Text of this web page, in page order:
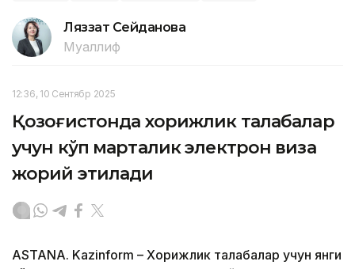
Ляззат Сейданова
Муаллиф
12:36, 10 Сентябр 2025
Қозоғистонда хорижлик талабалар
учун кўп марталик электрон виза
жорий этилади
ASTANA. Kazinform – Хорижлик талабалар учун янги